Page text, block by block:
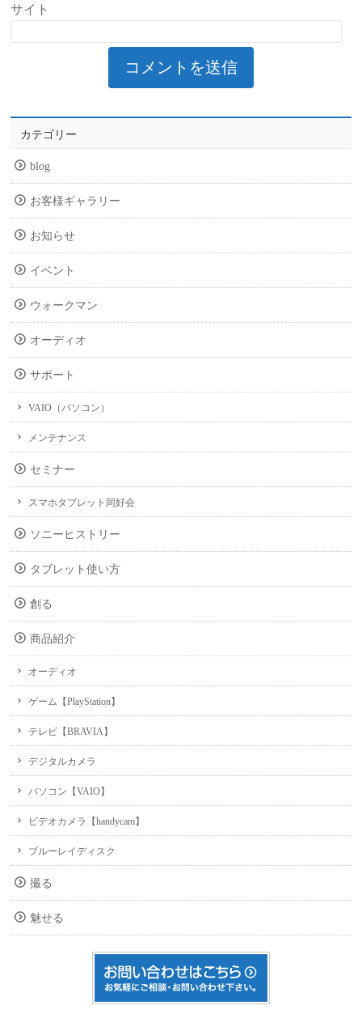
サイト
カテゴリー
blog
お客様ギャラリー
お知らせ
イベント
ウォークマン
オーディオ
サポート
VAIO（パソコン）
メンテナンス
セミナー
スマホタブレット同好会
ソニーヒストリー
タブレット使い方
創る
商品紹介
オーディオ
ゲーム【PlayStation】
テレビ【BRAVIA】
デジタルカメラ
パソコン【VAIO】
ビデオカメラ【handycam】
ブルーレイディスク
撮る
魅せる